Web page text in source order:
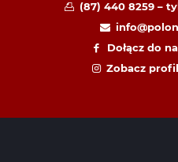
(87) 440 8259 –
Dołącz do
Zobacz